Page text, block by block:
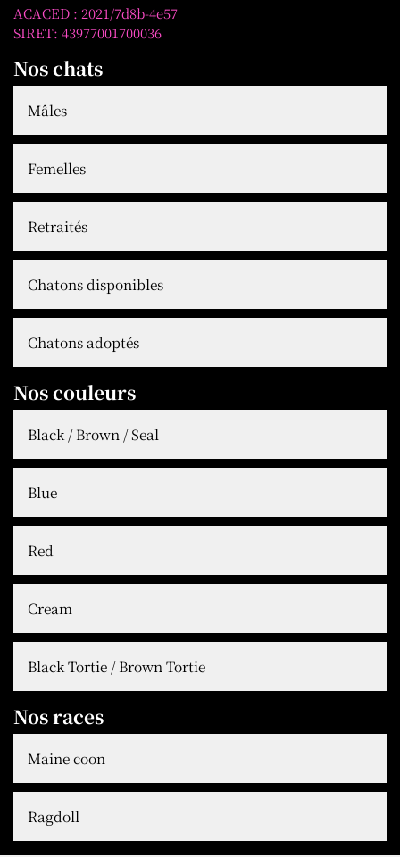
ACACED : 2021/7d8b-4e57
SIRET: 43977001700036
Nos chats
Mâles
Femelles
Retraités
Chatons disponibles
Chatons adoptés
Nos couleurs
Black / Brown / Seal
Blue
Red
Cream
Black Tortie / Brown Tortie
Nos races
Maine coon
Ragdoll